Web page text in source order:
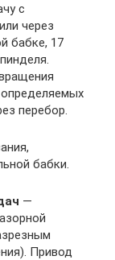
с
через
бабке, 17
перебор.
бабки.
—
Привод